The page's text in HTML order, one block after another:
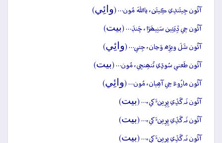
آئُون جِيئَندِي ڪِيئَن، يااللهَ مُون… (وائِي)
آئُون جٖي ڏِيَئِين سَنِيھَڙا، چَنڊَ… (بيت)
آئُون شَلَ ويڙِه وَڃان، جِتي… (وائِي)
آئُون طَعني سُوڌِي تُنھِنجِي، مُون… (بيت)
آئُون مارُوءَ جِي آھِيان، مُون… (وائِي)
آئُون نَہ گَڏِي پِرِينءَ کي،… (بيت)
آئُون نَہ گَڏِي پِرِينءَ کي،… (بيت)
آئُون نَہ گَڏِي پِرِينءَ کي،… (بيت)